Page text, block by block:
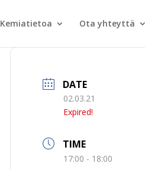
Kemiatietoa Ota yhteyttä
DATE
02.03.21
Expired!
TIME
17:00 - 18:00